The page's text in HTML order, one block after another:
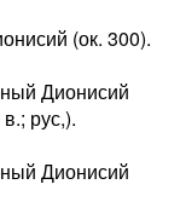
(ок. 300).
Дионисий
рус,).
Дионисий